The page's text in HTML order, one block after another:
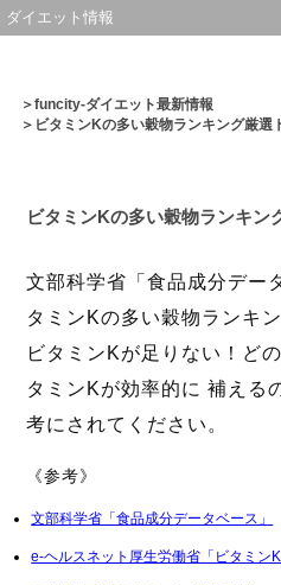
ダイエット情報
＞funcity-ダイエット最新情報
＞ビタミンKの多い穀物ランキング厳選
ビタミンKの多い穀物ランキン
文部科学省「食品成分デー
タミンKの多い穀物ランキ
ビタミンKが足りない！ど
タミンKが効率的に 補える
考にされてください。
《参考》
文部科学省「食品成分データベース」
e-ヘルスネット厚生労働省「ビタミンK